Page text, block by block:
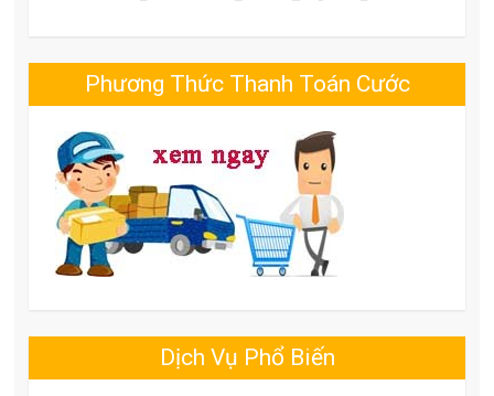
Phương Thức Thanh Toán Cước
Dịch Vụ Phổ Biến